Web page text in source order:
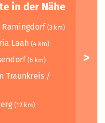
in der Nähe
(3 km)
Laah (4 km)
(6 km)
Traunkreis /
(12 km)